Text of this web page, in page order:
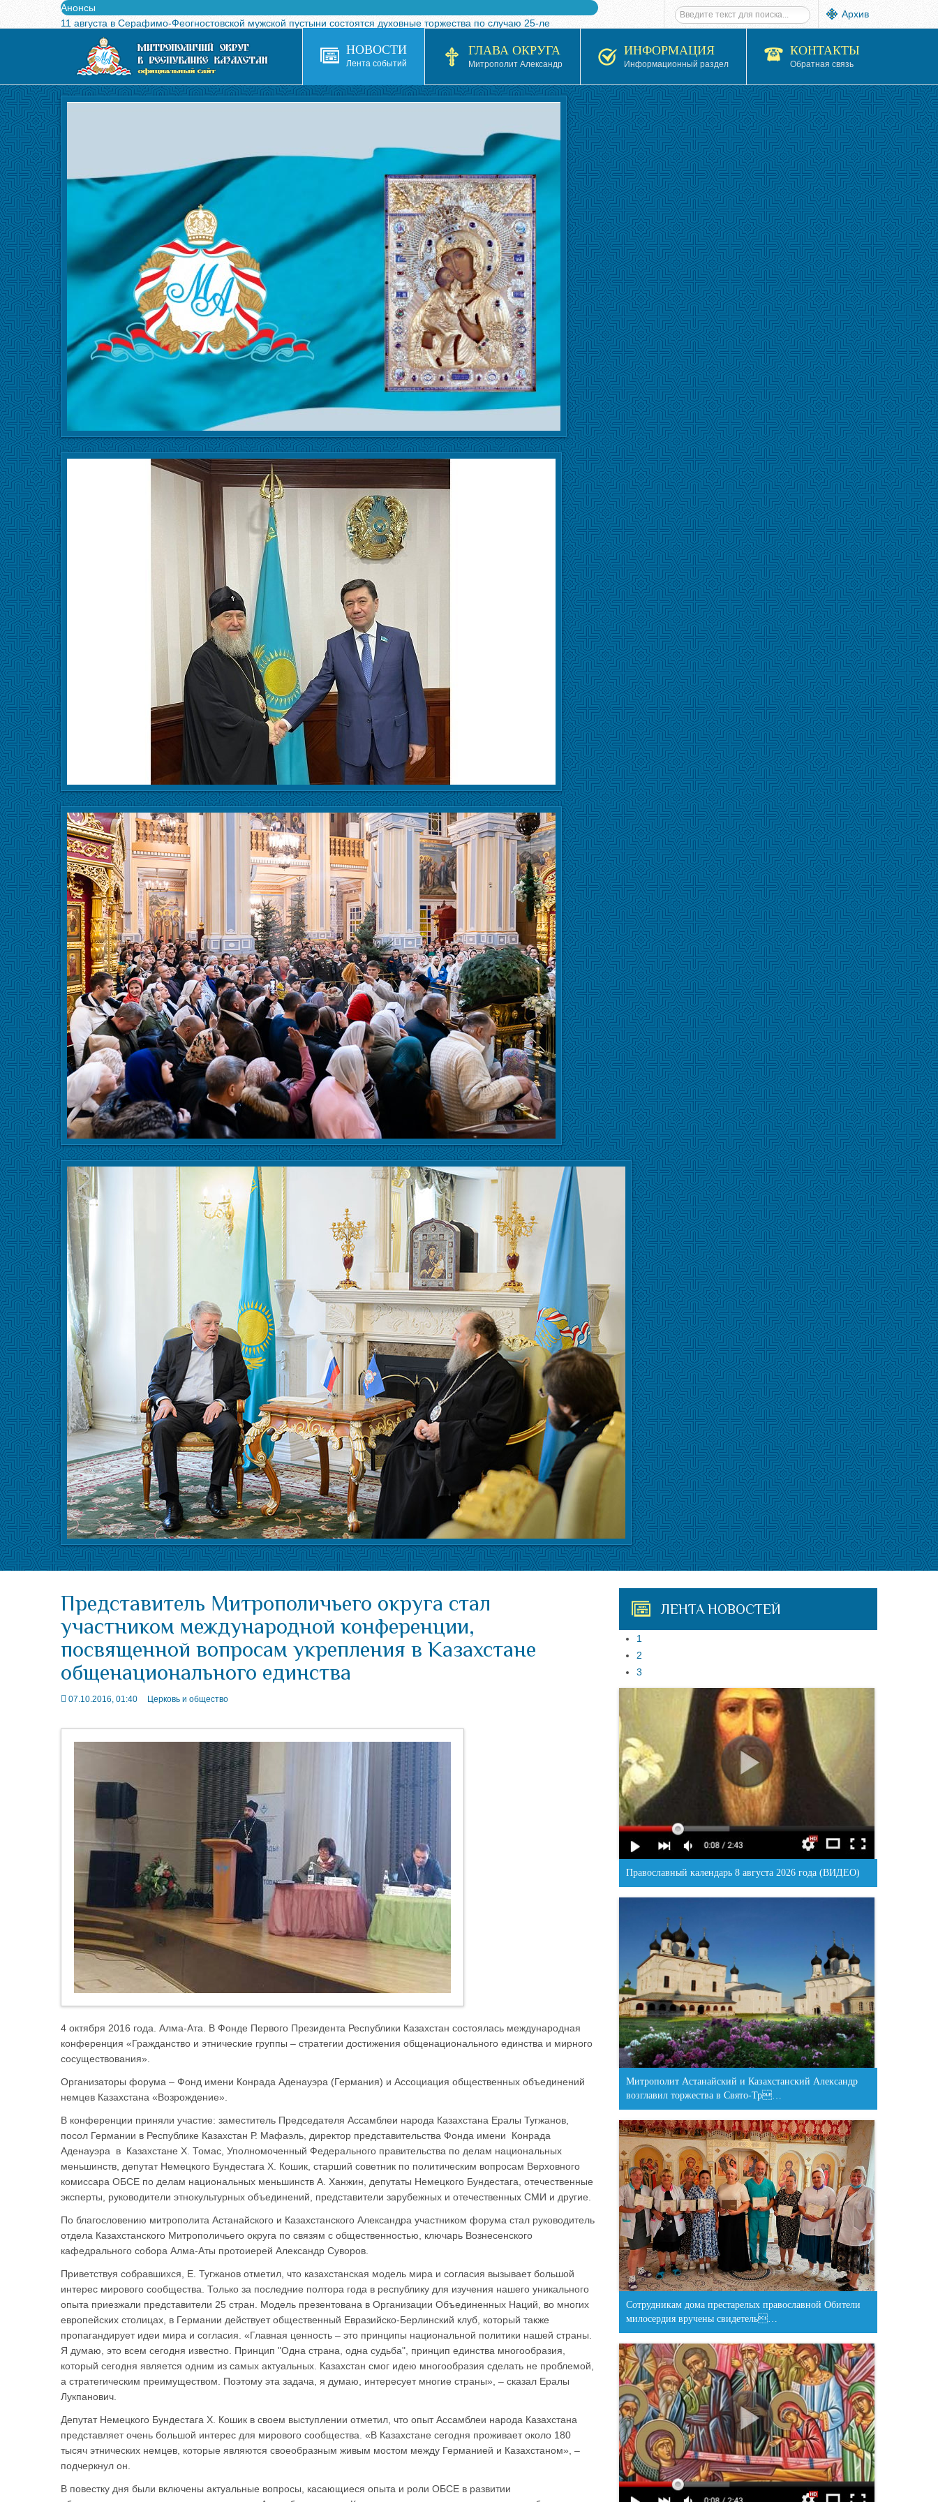
Анонсы
11 августа в Серафимо-Феогностовской мужской пустыни состоятся духовные торжества по случаю 25-ле
Выпущен в свет буклет о проведении Международного турнира по волейболу, посвященного 25-летию обр
Вышел в свет новый номер журнала «Свет Православия в Казахстане»
Вышла в свет монография «Управляющие Алма-Атинской епархией Русской Православной Церкви в 1927–19
Алма-Атинская духовная семинария объявляет прием документов на 2026-2027 учебный год
Архив
НОВОСТИ
Лента событий
ГЛАВА ОКРУГА
Митрополит Александр
ИНФОРМАЦИЯ
Информационный раздел
КОНТАКТЫ
Обратная связь
Представитель Митрополичьего округа стал
участником международной конференции,
посвященной вопросам укрепления в Казахстане
общенационального единства
07.10.2016, 01:40 Церковь и общество
4 октября 2016 года. Алма-Ата. В Фонде Первого Президента Республики Казахстан состоялась международная
конференция «Гражданство и этнические группы – стратегии достижения общенационального единства и мирного
сосуществования».
Организаторы форума – Фонд имени Конрада Аденауэра (Германия) и Ассоциация общественных объединений
немцев Казахстана «Возрождение».
В конференции приняли участие: заместитель Председателя Ассамблеи народа Казахстана Ералы Тугжанов,
посол Германии в Республике Казахстан Р. Мафаэль, директор представительства Фонда имени Конрада
Аденауэра в Казахстане Х. Томас, Уполномоченный Федерального правительства по делам национальных
меньшинств, депутат Немецкого Бундестага Х. Кошик, старший советник по политическим вопросам Верховного
комиссара ОБСЕ по делам национальных меньшинств А. Ханжин, депутаты Немецкого Бундестага, отечественные
эксперты, руководители этнокультурных объединений, представители зарубежных и отечественных СМИ и другие.
По благословению митрополита Астанайского и Казахстанского Александра участником форума стал руководитель
отдела Казахстанского Митрополичьего округа по связям с общественностью, ключарь Вознесенского
кафедрального собора Алма-Аты протоиерей Александр Суворов.
Приветствуя собравшихся, Е. Тугжанов отметил, что казахстанская модель мира и согласия вызывает большой
интерес мирового сообщества. Только за последние полтора года в республику для изучения нашего уникального
опыта приезжали представители 25 стран. Модель презентована в Организации Объединенных Наций, во многих
европейских столицах, в Германии действует общественный Евразийско-Берлинский клуб, который также
пропагандирует идеи мира и согласия. «Главная ценность – это принципы национальной политики нашей страны.
Я думаю, это всем сегодня известно. Принцип "Одна страна, одна судьба", принцип единства многообразия,
который сегодня является одним из самых актуальных. Казахстан смог идею многообразия сделать не проблемой,
а стратегическим преимуществом. Поэтому эта задача, я думаю, интересует многие страны», – сказал Ералы
Лукпанович.
Депутат Немецкого Бундестага Х. Кошик в своем выступлении отметил, что опыт Ассамблеи народа Казахстана
представляет очень большой интерес для мирового сообщества. «В Казахстане сегодня проживает около 180
тысяч этнических немцев, которые являются своеобразным живым мостом между Германией и Казахстаном», –
подчеркнул он.
В повестку дня были включены актуальные вопросы, касающиеся опыта и роли ОБСЕ в развитии
ЛЕНТА НОВОСТЕЙ
1
2
3
Православный календарь 8 августа 2026 года (ВИДЕО)
Митрополит Астанайский и Казахстанский Александр
возглавил торжества в Свято-Тр…
Сотрудникам дома престарелых православной Обители
милосердия вручены свидетель…